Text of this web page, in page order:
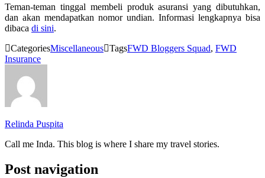
Teman-teman tinggal membeli produk asuransi yang dibutuhkan,
dan akan mendapatkan nomor undian. Informasi lengkapnya bisa
dibaca di sini.
CategoriesMiscellaneous TagsFWD Bloggers Squad, FWD
Insurance
Relinda Puspita
Call me Inda. This blog is where I share my travel stories.
Post navigation